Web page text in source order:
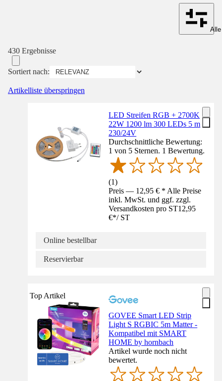
430 Ergebnisse
Sortiert nach:
Artikelliste überspringen
LED Streifen RGB + 2700K
22W 1200 lm 300 LEDs 5 m
230/24V
Durchschnittliche Bewertung:
1 von 5 Sternen. 1 Bewertung.
(1)
Preis — 12,95 € * Alle Preise
inkl. MwSt. und ggf. zzgl.
Versandkosten pro ST12,95
€*/ ST
Online bestellbar
Reservierbar
Top Artikel
GOVEE Smart LED Strip
Light S RGBIC 5m Matter -
Kompatibel mit SMART
HOME by hornbach
Artikel wurde noch nicht
bewertet.